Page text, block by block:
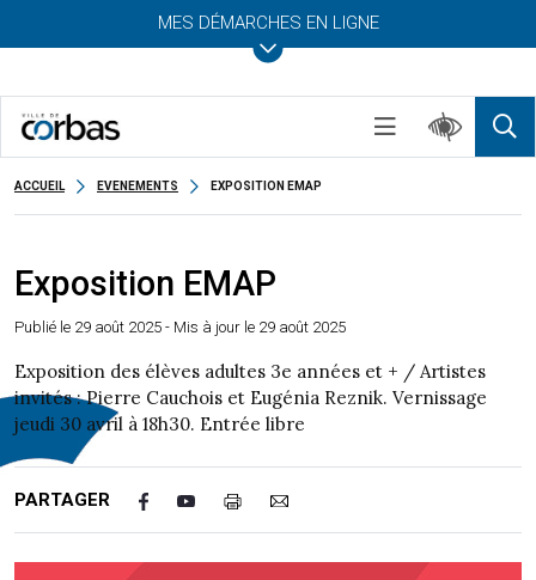
MES DÉMARCHES EN LIGNE
ACCUEIL EVENEMENTS EXPOSITION EMAP
Exposition EMAP
Publié le 29 août 2025 - Mis à jour le 29 août 2025
Exposition des élèves adultes 3e années et + / Artistes
invités : Pierre Cauchois et Eugénia Reznik. Vernissage
jeudi 30 avril à 18h30. Entrée libre
PARTAGER